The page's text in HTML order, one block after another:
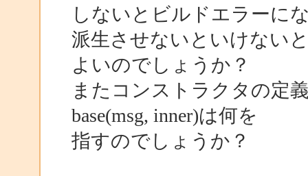
しないとビルドエラーに
派生させないといけない
よいのでしょうか？
またコンストラクタの定義
base(msg, inner)は何を
指すのでしょうか？